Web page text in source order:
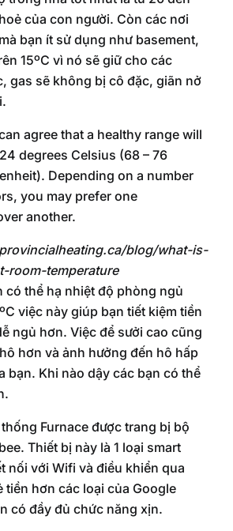
của con người. Còn các nơi
bạn ít sử dụng như basement,
15ºC vì nó sẽ giữ cho các
gas sẽ không bị cô đặc, giãn nở
agree that a healthy range will
degrees Celsius (68 – 76
Depending on a number
you may prefer one
another.
blog/what-is-
room-temperature
có thể hạ nhiệt độ phòng ngủ
việc này giúp bạn tiết kiệm tiền
ngủ hơn. Việc để sưởi cao cũng
hơn và ảnh hưởng đến hô hấp
bạn. Khi nào dậy các bạn có thể
Furnace được trang bị bộ
Thiết bị này là 1 loại smart
nối với Wifi và điều khiển qua
tiền hơn các loại của Google
có đầy đủ chức năng xịn.